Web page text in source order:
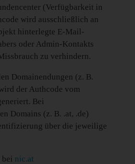
(Verfügbarkeit in
wird ausschließlich an
hinterlegte E-Mail-
oder Admin-Kontakts
zu verhindern.
Domainendungen (z. B.
der Authcode vom
Bei
Domains (z. B. .at, .de)
über die jeweilige
nic.at